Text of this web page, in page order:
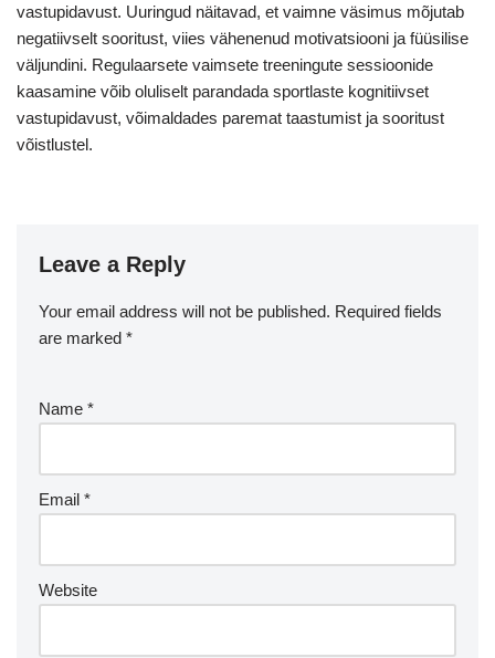
vastupidavust. Uuringud näitavad, et vaimne väsimus mõjutab
negatiivselt sooritust, viies vähenenud motivatsiooni ja füüsilise
väljundini. Regulaarsete vaimsete treeningute sessioonide
kaasamine võib oluliselt parandada sportlaste kognitiivset
vastupidavust, võimaldades paremat taastumist ja sooritust
võistlustel.
Leave a Reply
Your email address will not be published. Required fields
are marked *
Name *
Email *
Website